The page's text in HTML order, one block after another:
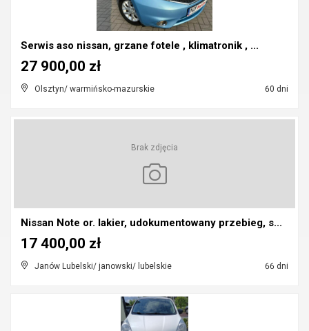
Serwis aso nissan, grzane fotele , klimatronik , ...
Olsztyn/ warmińsko-mazurskie 60 dni
27 900,00 zł
Brak zdjęcia
Nissan Note or. lakier, udokumentowany przebieg, s...
Janów Lubelski/ janowski/ lubelskie 66 dni
17 400,00 zł